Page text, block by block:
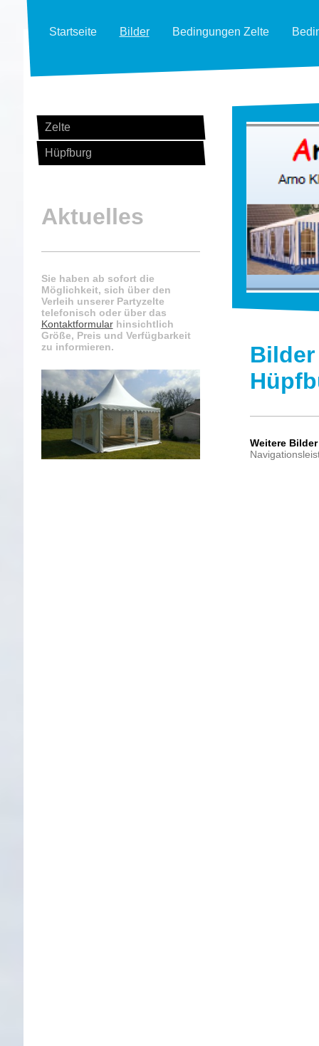
Startseite Bilder Bedingungen Zelte
Weitere Bilder
Zelte
Hüpfburg
Aktuelles
Sie haben ab sofort die
Möglichkeit, sich über den
Verleih unserer Partyzelte
telefonisch oder über das
Kontaktformularhinsichtlich
Größe, Preis und Verfügbarkeit
zu informieren.